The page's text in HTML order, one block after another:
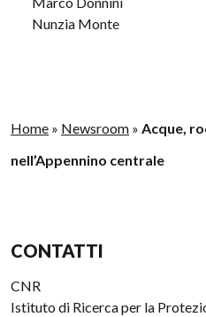
Nunzia Monte
Home » Newsroom » Acque,
nell’Appennino centrale
CONTATTI
CNR
Istituto di Ricerca per la